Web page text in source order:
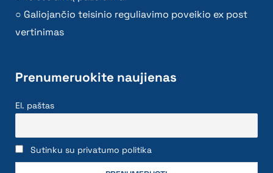
Galiojančio teisinio reguliavimo poveikio ex post
vertinimas
Prenumeruokite naujienas
El. paštas
Sutinku su privatumo politika